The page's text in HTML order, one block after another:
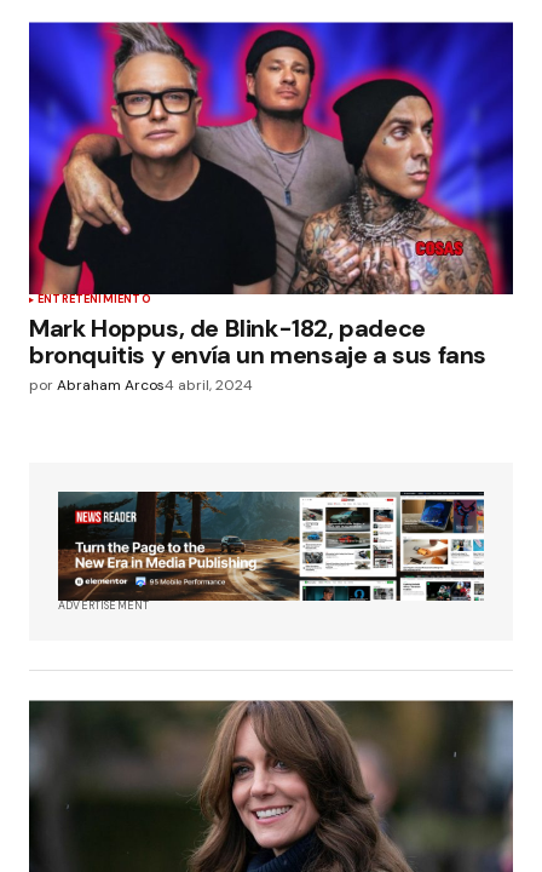
ENTRETENIMIENTO
Mark Hoppus, de Blink-182, padece
bronquitis y envía un mensaje a sus fans
porAbraham Arcos4 abril, 2024
ADVERTISEMENT